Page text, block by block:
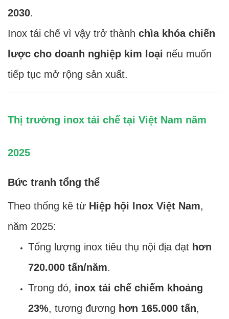
2030.
Inox tái chế vì vậy trở thành chìa khóa chiến
lược cho doanh nghiệp kim loại nếu muốn
tiếp tục mở rộng sản xuất.
Thị trường inox tái chế tại Việt Nam năm
2025
Bức tranh tổng thể
Theo thống kê từ Hiệp hội Inox Việt Nam,
năm 2025:
Tổng lượng inox tiêu thụ nội địa đạt hơn
720.000 tấn/năm.
Trong đó, inox tái chế chiếm khoảng
23%, tương đương hơn 165.000 tấn,